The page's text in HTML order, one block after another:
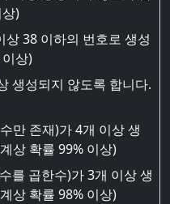
)
38 이하의 번호로 생성
상)
생성되지 않도록 합니다.
만 존재)가 4개 이상 생
상 확률 99% 이상)
를 곱한수)가 3개 이상 생
상 확률 98% 이상)